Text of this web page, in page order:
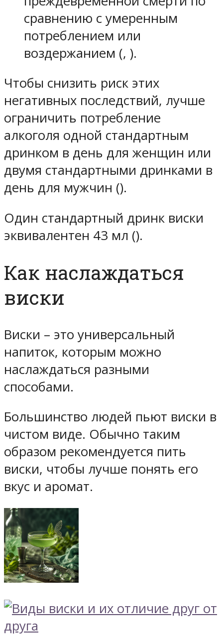
сравнению с умеренным
потреблением или
воздержанием (, ).
Чтобы снизить риск этих
негативных последствий, лучше
ограничить потребление
алкоголя одной стандартным
дринком в день для женщин или
двумя стандартными дринками в
день для мужчин ().
Один стандартный дринк виски
эквивалентен 43 мл ().
Как наслаждаться
виски
Виски – это универсальный
напиток, которым можно
наслаждаться разными
способами.
Большинство людей пьют виски в
чистом виде. Обычно таким
образом рекомендуется пить
виски, чтобы лучше понять его
вкус и аромат.